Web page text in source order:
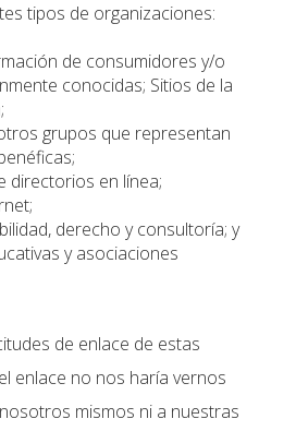
tipos de organizaciones:
de consumidores y/o
conocidas; Sitios de la
grupos que representan
directorios en línea;
derecho y consultoría; y
y asociaciones
de enlace de estas
enlace no nos haría vernos
mismos ni a nuestras